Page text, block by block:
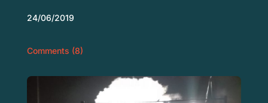
24/06/2019
Comments (8)